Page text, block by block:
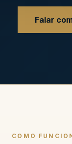
Falar
COMO